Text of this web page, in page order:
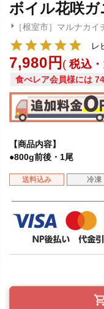
ボイル花咲ガ
［根室市］マルナカイ
レ
7,980 税込
食べレア会員様には 74
【商品内容】
●800g前後・1尾
送料込み 冷凍